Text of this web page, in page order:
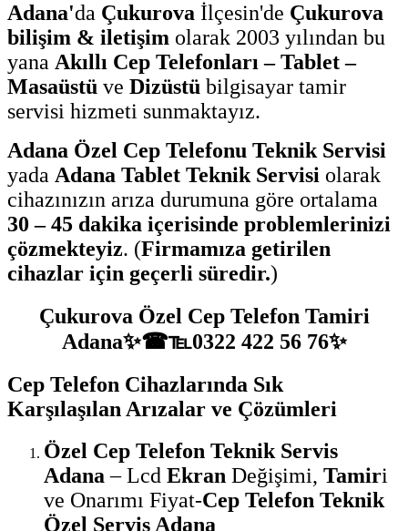
Adana'da Çukurova İlçesin'de Çukurova
bilişim & iletişim olarak 2003 yılından bu
yana Akıllı Cep Telefonları – Tablet –
Masaüstü ve Dizüstü bilgisayar tamir
servisi hizmeti sunmaktayız.
Adana Özel Cep Telefonu Teknik Servisi
yada Adana Tablet Teknik Servisi olarak
cihazınızın arıza durumuna göre ortalama
30 – 45 dakika içerisinde problemlerinizi
çözmekteyiz. (Firmamıza getirilen
cihazlar için geçerli süredir.)
Çukurova Özel Cep Telefon Tamiri
Adana✨☎℡0322 422 56 76✨
Cep Telefon Cihazlarında Sık
Karşılaşılan Arızalar ve Çözümleri
Özel Cep Telefon Teknik Servis
Adana– Lcd Ekran Değişimi, Tamiri
ve Onarımı Fiyat-Cep Telefon Teknik
Özel Servis Adana